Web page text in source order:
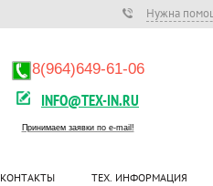
Нужна
8(964)649-61-06
INFO@TEX-IN.RU
Принимаем заявки по e-mail!
КОНТАКТЫ ТЕХ. ИНФОРМАЦИЯ